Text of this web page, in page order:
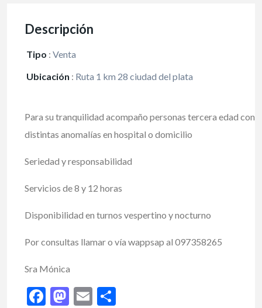
Descripción
Tipo : Venta
Ubicación : Ruta 1 km 28 ciudad del plata
Para su tranquilidad acompaño personas tercera edad con
distintas anomalías en hospital o domicilio
Seriedad y responsabilidad
Servicios de 8 y 12 horas
Disponibilidad en turnos vespertino y nocturno
Por consultas llamar o vía wappsap al 097358265
Sra Mónica
Facebook
Mastodon
Email